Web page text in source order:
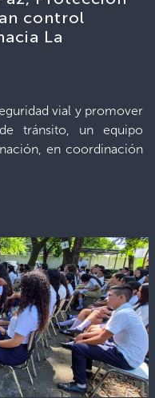
control
La
vial y promover
tránsito, un equipo
en coordinación